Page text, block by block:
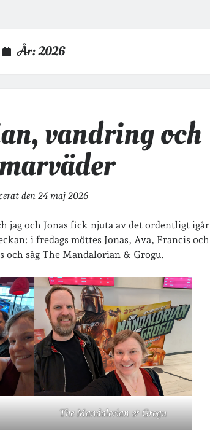
År:2026
vandring och
den 24 maj 2026
jag och Jonas fick njuta av det ordentligt igår
i fredags möttes Jonas, Ava, Francis och
och såg The Mandalorian & Grogu.
The Mandalorian & Grogu